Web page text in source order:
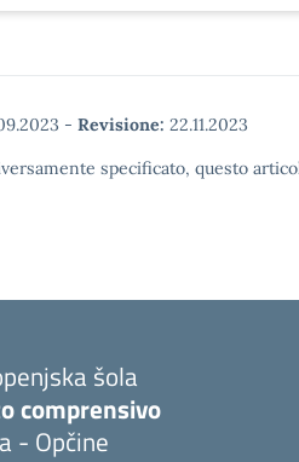
- Revisione: 22.11.2023
specificato, questo
šola
comprensivo
- Opčine